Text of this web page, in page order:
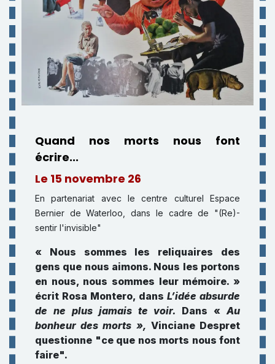
Quand nos morts nous font
écrire...
Le 15 novembre 26
En partenariat avec le centre culturel Espace
Bernier de Waterloo, dans le cadre de "(Re)-
sentir l'invisible"
« Nous sommes les reliquaires des
gens que nous aimons. Nous les portons
en nous, nous sommes leur mémoire. »
écrit Rosa Montero, dans L’idée absurde
de ne plus jamais te voir. Dans « Au
bonheur des morts », Vinciane Despret
questionne "ce que nos morts nous font
faire".